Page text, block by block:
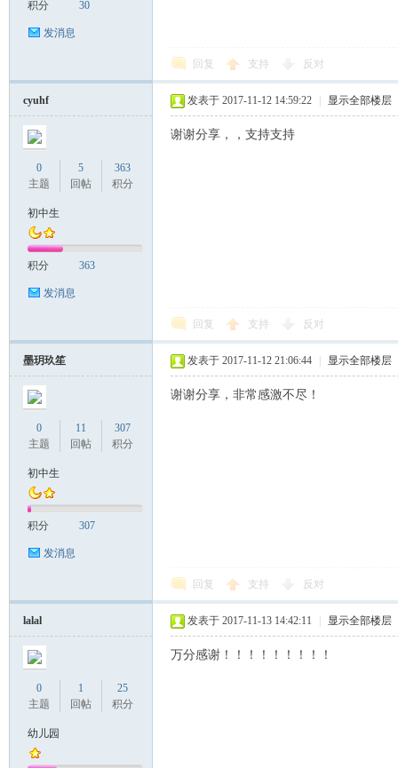
积分 30
发消息
回复 支持 反对
cyuhf
0
主题
5
回帖
363
积分
初中生
积分 363
发消息
发表于 2017-11-12 14:59:22 显示全部楼层
谢谢分享，，支持支持
回复 支持 反对
墨玥玖笙
0
主题
11
回帖
307
积分
初中生
积分 307
发消息
发表于 2017-11-12 21:06:44 显示全部楼层
谢谢分享，非常感激不尽！
回复 支持 反对
lalal
0
主题
1
回帖
25
积分
幼儿园
发表于 2017-11-13 14:42:11 显示全部楼层
万分感谢！！！！！！！！！